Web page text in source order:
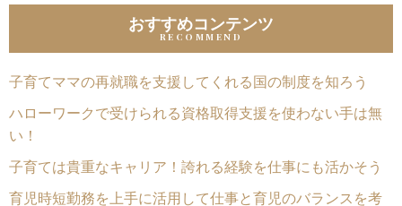
おすすめコンテンツ
子育てママの再就職を支援してくれる国の制度を知ろう
ハローワークで受けられる資格取得支援を使わない手は無
い！
子育ては貴重なキャリア！誇れる経験を仕事にも活かそう
育児時短勤務を上手に活用して仕事と育児のバランスを考